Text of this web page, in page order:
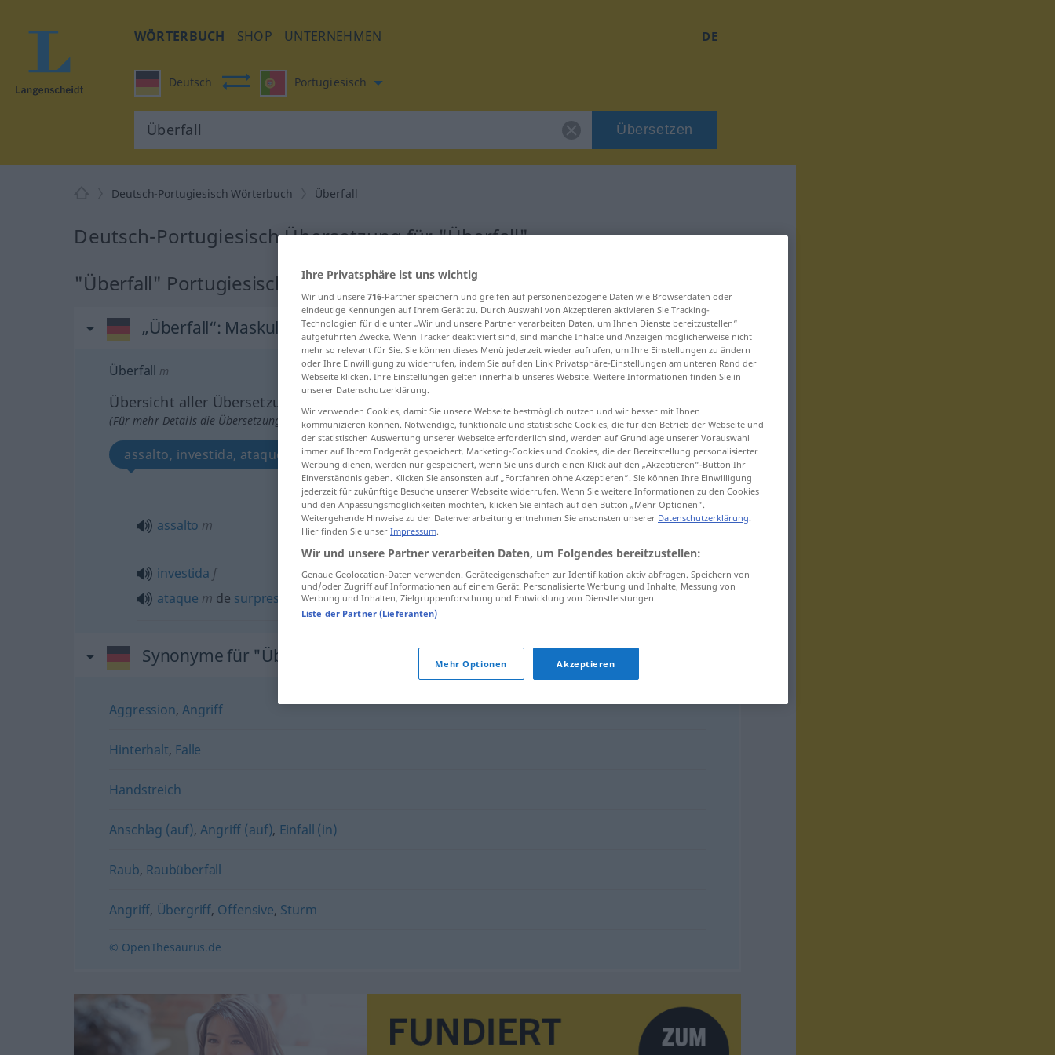
WÖRTERBUCH SHOP UNTERNEHMEN DE
Deutsch Portugiesisch
Übersetzen
Deutsch-Portugiesisch Wörterbuch Überfall
Deutsch-Portugiesisch Übersetzung für "Überfall"
"Überfall" Portugiesisch Übersetzung
„Überfall“: Maskulinum
Überfall m
Übersicht aller Übersetzungen
(Für mehr Details die Übersetzung anklicken/antippen)
assalto, investida, ataque de surpresa
assalto m Überfall
investida f
ataque m de surpresa
Überfall MIL
Synonyme für "Überfall"
Aggression,Angriff
Hinterhalt, Falle
Handstreich
Anschlag (auf),Angriff (auf), Einfall (in)
Raub, Raubüberfall
Angriff, Übergriff, Offensive, Sturm
© OpenThesaurus.de
Ihre Privatsphäre ist uns wichtig
Wir und unsere 716-Partner speichern und greifen auf personenbezogene Daten wie Browserdaten oder
eindeutige Kennungen auf Ihrem Gerät zu. Durch Auswahl von Akzeptieren aktivieren Sie Tracking-
Technologien für die unter „Wir und unsere Partner verarbeiten Daten, um Ihnen Dienste bereitzustellen“
aufgeführten Zwecke. Wenn Tracker deaktiviert sind, sind manche Inhalte und Anzeigen möglicherweise nicht
mehr so relevant für Sie. Sie können dieses Menü jederzeit wieder aufrufen, um Ihre Einstellungen zu ändern
oder Ihre Einwilligung zu widerrufen, indem Sie auf den Link Privatsphäre-Einstellungen am unteren Rand der
Webseite klicken. Ihre Einstellungen gelten innerhalb unseres Website. Weitere Informationen finden Sie in
unserer Datenschutzerklärung.
Wir verwenden Cookies, damit Sie unsere Webseite bestmöglich nutzen und wir besser mit Ihnen
kommunizieren können. Notwendige, funktionale und statistische Cookies, die für den Betrieb der Webseite und
der statistischen Auswertung unserer Webseite erforderlich sind, werden auf Grundlage unserer Vorauswahl
immer auf Ihrem Endgerät gespeichert. Marketing-Cookies und Cookies, die der Bereitstellung personalisierter
Werbung dienen, werden nur gespeichert, wenn Sie uns durch einen Klick auf den „Akzeptieren“-Button Ihr
Einverständnis geben. Klicken Sie ansonsten auf „Fortfahren ohne Akzeptieren“. Sie können Ihre Einwilligung
jederzeit für zukünftige Besuche unserer Webseite widerrufen. Wenn Sie weitere Informationen zu den Cookies
und den Anpassungsmöglichkeiten möchten, klicken Sie einfach auf den Button „Mehr Optionen“.
Weitergehende Hinweise zu der Datenverarbeitung entnehmen Sie ansonsten unserer Datenschutzerklärung.
Hier finden Sie unser Impressum.
Wir und unsere Partner verarbeiten Daten, um Folgendes bereitzustellen:
Genaue Geolocation-Daten verwenden. Geräteeigenschaften zur Identifikation aktiv abfragen. Speichern von
und/oder Zugriff auf Informationen auf einem Gerät. Personalisierte Werbung und Inhalte, Messung von
Werbung und Inhalten, Zielgruppenforschung und Entwicklung von Dienstleistungen.
Liste der Partner (Lieferanten)
Mehr Optionen Akzeptieren